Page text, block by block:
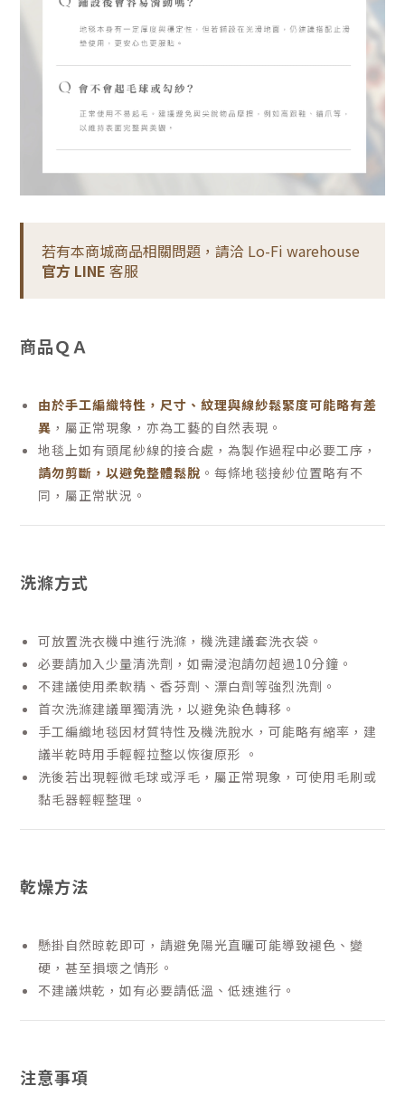
若有本商城商品相關問題，請洽 Lo-Fi warehouse
官方 LINE 客服
商品ＱＡ
由於手工編織特性，尺寸、紋理與線紗鬆緊度可能略有差
異 ，屬正常現象，亦為工藝的自然表現。
地毯上如有頭尾紗線的接合處，為製作過程中必要工序，
請勿剪斷，以避免整體鬆脫 。每條地毯接紗位置略有不
同，屬正常狀況。
洗滌方式
可放置洗衣機中進行洗滌，機洗建議套洗衣袋。
必要請加入少量清洗劑，如需浸泡請勿超過10分鐘。
不建議使用柔軟精、香芬劑、漂白劑等強烈洗劑。
首次洗滌建議單獨清洗，以避免染色轉移。
手工編織地毯因材質特性及機洗脫水，可能略有縮率，建
議半乾時用手輕輕拉整以恢復原形 。
洗後若出現輕微毛球或浮毛，屬正常現象，可使用毛刷或
黏毛器輕輕整理。
乾燥方法
懸掛自然晾乾即可，請避免陽光直曬可能導致褪色、變
硬，甚至損壞之情形。
不建議烘乾，如有必要請低溫、低速進行。
注意事項